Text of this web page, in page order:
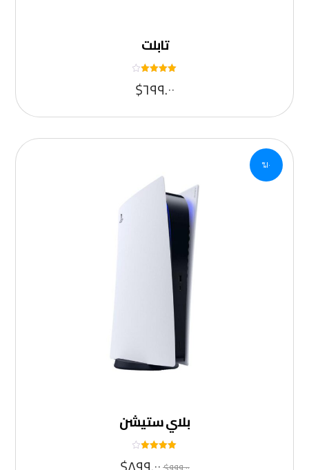
تابلت
٤
من ٥ $٦٩٩.٠٠
بلاي ستيشن
٤
١٠%